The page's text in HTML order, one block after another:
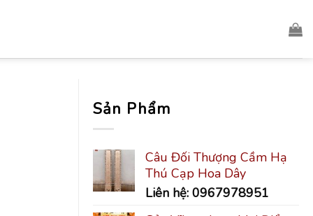
Sản Phẩm
Câu Đối Thượng Cầm Hạ
Thú Cạp Hoa Dây
Liên hệ: 0967978951